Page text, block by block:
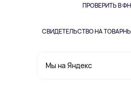
ПРОВЕРИТЬ В
СВИДЕТЕЛЬСТВО НА
Мы на Яндекс
Одежда и аксессуары